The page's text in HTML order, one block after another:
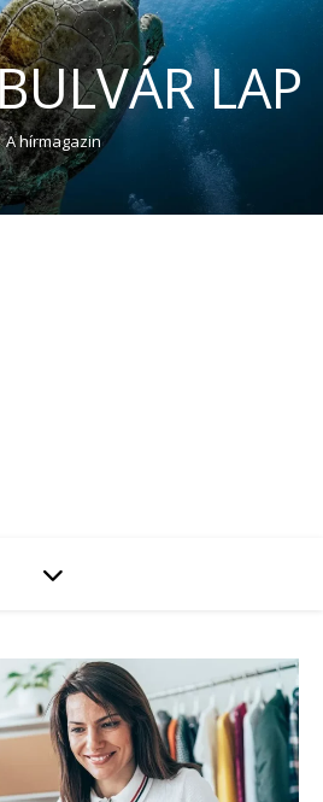
LAP
A hírmagazin